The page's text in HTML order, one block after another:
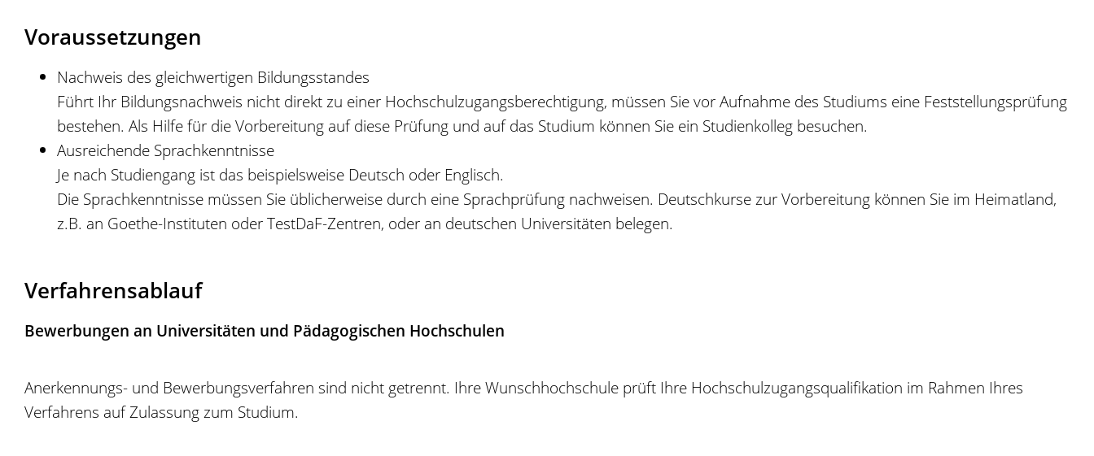
Voraussetzungen
Nachweis des gleichwertigen Bildungsstandes
Führt Ihr Bildungsnachweis nicht direkt zu einer Hochschulzugangsberechtigung, müssen Sie vor Aufnahme des Studiums eine Feststellungsprüfung
bestehen. Als Hilfe für die Vorbereitung auf diese Prüfung und auf das Studium können Sie ein Studienkolleg besuchen.
Ausreichende Sprachkenntnisse
Je nach Studiengang ist das beispielsweise Deutsch oder Englisch.
Die Sprachkenntnisse müssen Sie üblicherweise durch eine Sprachprüfung nachweisen. Deutschkurse zur Vorbereitung können Sie im Heimatland,
z.B. an Goethe-Instituten oder TestDaF-Zentren, oder an deutschen Universitäten belegen.
Verfahrensablauf
Bewerbungen an Universitäten und Pädagogischen Hochschulen
Anerkennungs- und Bewerbungsverfahren sind nicht getrennt. Ihre Wunschhochschule prüft Ihre Hochschulzugangsqualifikation im Rahmen Ihres
Verfahrens auf Zulassung zum Studium.